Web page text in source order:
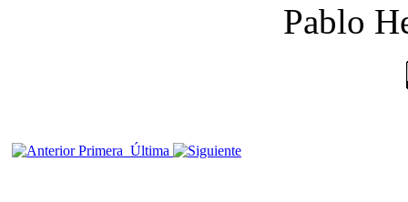
Pablo
Primera Última